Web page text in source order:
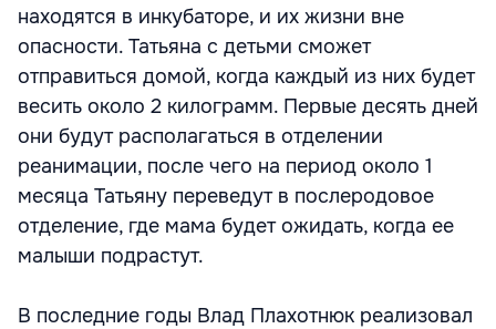
находятся в инкубаторе, и их жизни вне
опасности. Татьяна с детьми сможет
отправиться домой, когда каждый из них будет
весить около 2 килограмм. Первые десять дней
они будут располагаться в отделении
реанимации, после чего на период около 1
месяца Татьяну переведут в послеродовое
отделение, где мама будет ожидать, когда ее
малыши подрастут.
В последние годы Влад Плахотнюк реализовал